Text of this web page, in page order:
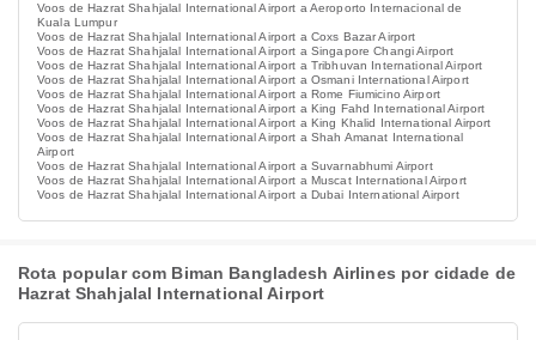
Voos de Hazrat Shahjalal International Airport a Aeroporto Internacional de
Kuala Lumpur
Voos de Hazrat Shahjalal International Airport a Coxs Bazar Airport
Voos de Hazrat Shahjalal International Airport a Singapore Changi Airport
Voos de Hazrat Shahjalal International Airport a Tribhuvan International Airport
Voos de Hazrat Shahjalal International Airport a Osmani International Airport
Voos de Hazrat Shahjalal International Airport a Rome Fiumicino Airport
Voos de Hazrat Shahjalal International Airport a King Fahd International Airport
Voos de Hazrat Shahjalal International Airport a King Khalid International Airport
Voos de Hazrat Shahjalal International Airport a Shah Amanat International
Airport
Voos de Hazrat Shahjalal International Airport a Suvarnabhumi Airport
Voos de Hazrat Shahjalal International Airport a Muscat International Airport
Voos de Hazrat Shahjalal International Airport a Dubai International Airport
Rota popular com Biman Bangladesh Airlines por cidade de
Hazrat Shahjalal International Airport